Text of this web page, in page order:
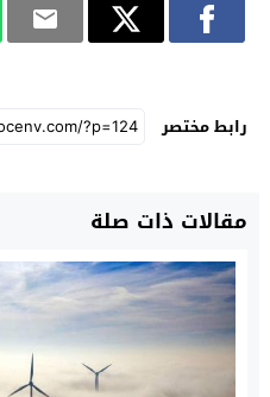
رابط مختصر
مقالات ذات صلة